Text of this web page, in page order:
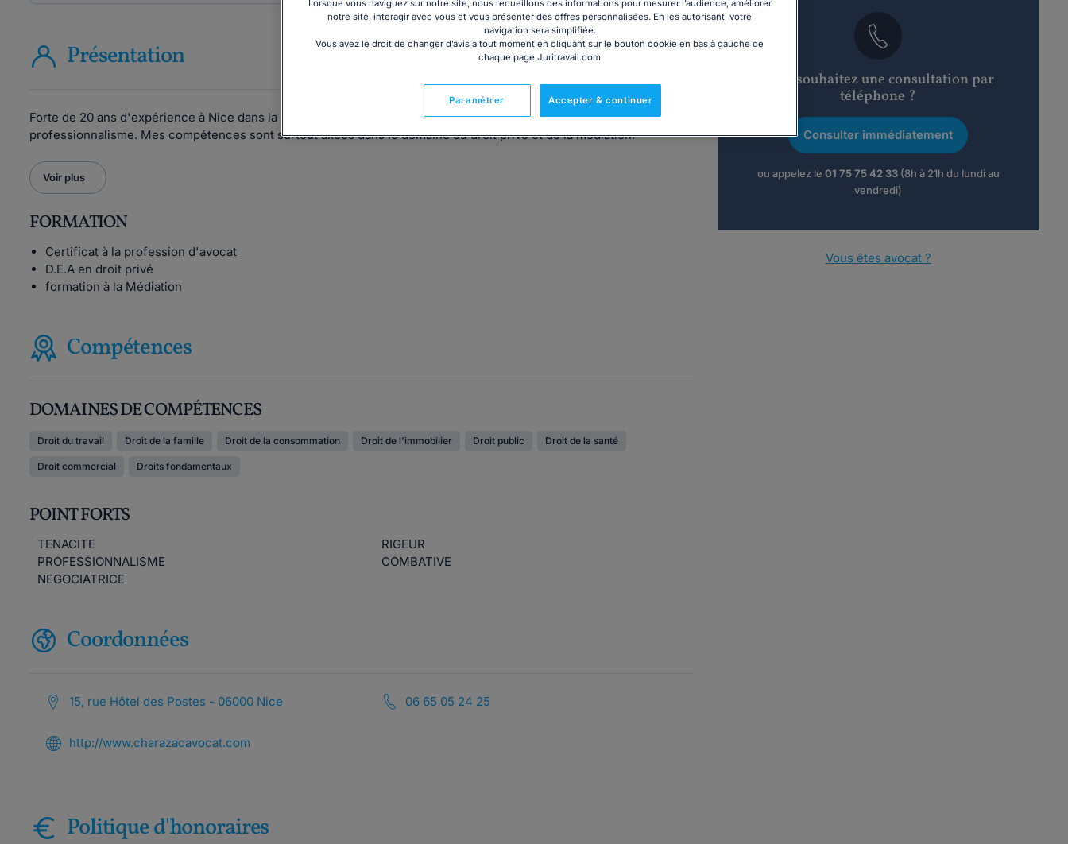
Présentation
Forte de 20 ans d'expérience à Nice dans la profession d'avocat, je saurai vous conseiller avec sérieux et
professionnalisme. Mes compétences sont surtout axées dans le domaine du droit privé et de la médiation.
Voir plus
FORMATION
Certificat à la profession d'avocat
D.E.A en droit privé
formation à la Médiation
Compétences
DOMAINES DE COMPÉTENCES
Droit du travail Droit de la famille Droit de la consommation Droit de l'immobilier Droit public Droit de la santé
Droit commercial Droits fondamentaux
POINT FORTS
TENACITE
RIGEUR
PROFESSIONNALISME
COMBATIVE
NEGOCIATRICE
Coordonnées
15, rue Hôtel des Postes - 06000 Nice 06 65 05 24 25
http://www.charazacavocat.com
Politique d'honoraires
Vous souhaitez une consultation par
téléphone ?
Consulter immédiatement
ou appelez le 01 75 75 42 33(8h à 21h du lundi au
vendredi)
Vous êtes avocat ?
Lorsque vous naviguez sur notre site, nous recueillons des informations pour mesurer l’audience, améliorer
notre site, interagir avec vous et vous présenter des offres personnalisées. En les autorisant, votre
navigation sera simplifiée.
Vous avez le droit de changer d’avis à tout moment en cliquant sur le bouton cookie en bas à gauche de
chaque page Juritravail.com
Accepter & continuer
Paramétrer